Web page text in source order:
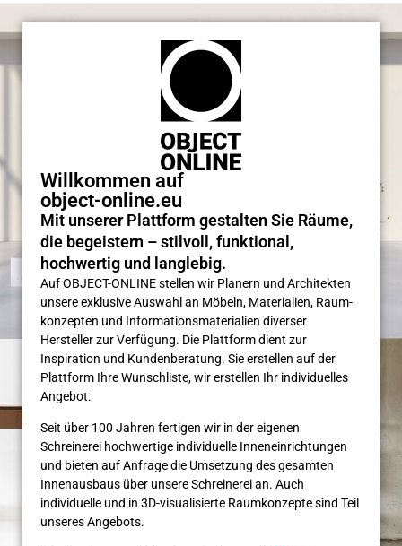
Willkommen auf
object-online.eu
Mit unserer Plattform gestalten Sie Räume,
die begeistern – stilvoll, funktional,
hochwertig und langlebig.
Auf OBJECT-ONLINE stellen wir Planern und Architekten
unsere exklusive Auswahl an Möbeln, Materialien, Raum­
konzepten und Informations­materialien diverser
Hersteller zur Verfügung. Die Plattform dient zur
Inspiration und Kunden­beratung. Sie erstellen auf der
Plattform Ihre Wunsch­liste, wir erstellen Ihr individuelles
Angebot.
Seit über 100 Jahren fertigen wir in der eigenen
Schreinerei hochwertige individuelle Inneneinrichtungen
und bieten auf Anfrage die Umsetzung des gesamten
Innenausbaus über unsere Schreinerei an. Auch
individuelle und in 3D-visualisierte Raumkonzepte sind Teil
unseres Angebots.